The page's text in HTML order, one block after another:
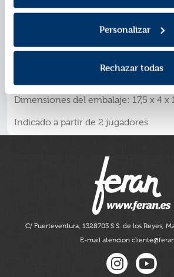
Personalizar
Rechazar todas
actualizada y divertidísima.
profesiones mientras desarrollan
lingüísticas, emocionales y de
además de su imaginación.
Dimensiones del embalaje: 17,5 x 4 x
Indicado a partir de 2 jugadores.
C/ Fuerteventura, 1328703 S.S. de los Reyes,
E-mail